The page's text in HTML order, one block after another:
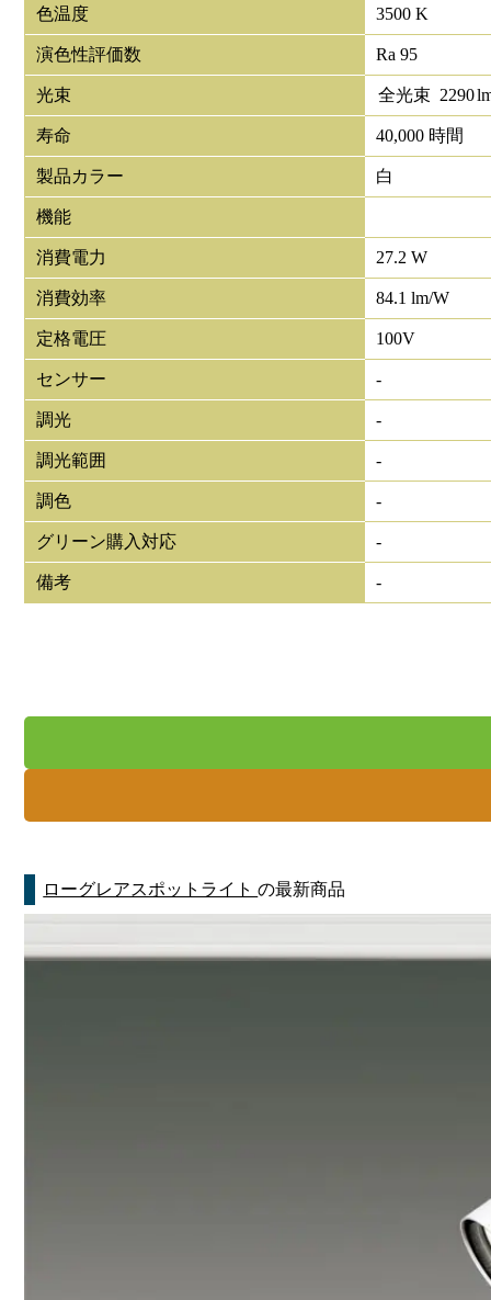
色温度 3500 K
演色性評価数 Ra 95
光束 全光束 2290
寿命 40,000 時間
製品カラー 白
機能
消費電力 27.2 W
消費効率 84.1 lm/W
定格電圧 100V
センサー -
調光 -
調光範囲 -
調色 -
グリーン購入対応 -
備考 -
ローグレアスポットライトの最新商品